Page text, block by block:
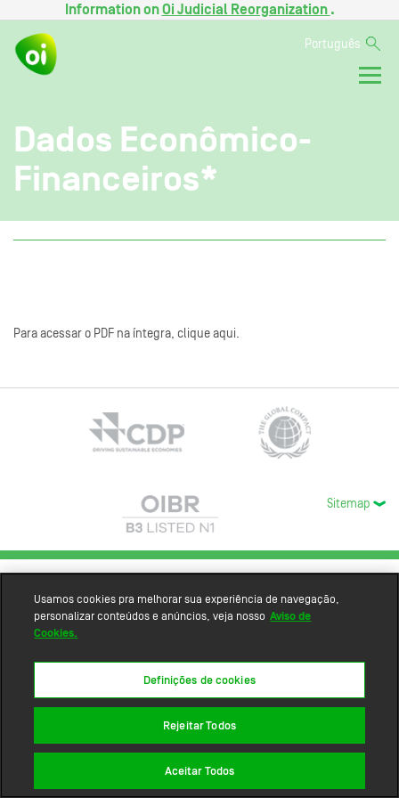
Information onOi Judicial Reorganization .
Português
Dados Econômico-
Financeiros*
Para acessar o PDF na íntegra, clique aqui.
Sitemap
Usamos cookies pra melhorar sua experiência de navegação,
personalizar conteúdos e anúncios, veja nosso Aviso de
Cookies.
Definições de cookies
Rejeitar Todos
Aceitar Todos